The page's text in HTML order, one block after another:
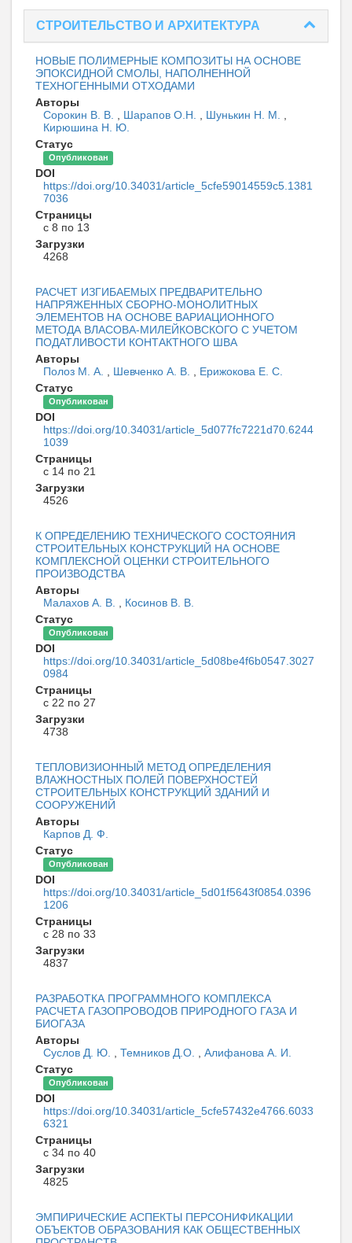
СТРОИТЕЛЬСТВО И АРХИТЕКТУРА
НОВЫЕ ПОЛИМЕРНЫЕ КОМПОЗИТЫ НА ОСНОВЕ
ЭПОКСИДНОЙ СМОЛЫ, НАПОЛНЕННОЙ
ТЕХНОГЕННЫМИ ОТХОДАМИ
Авторы
Сорокин В. В. , Шарапов О.Н. , Шунькин Н. М. ,
Кирюшина Н. Ю.
Статус
Опубликован
DOI
https://doi.org/10.34031/article_5cfe59014559c5.1381
7036
Страницы
с 8 по 13
Загрузки
4268
РАСЧЕТ ИЗГИБАЕМЫХ ПРЕДВАРИТЕЛЬНО
НАПРЯЖЕННЫХ СБОРНО-МОНОЛИТНЫХ
ЭЛЕМЕНТОВ НА ОСНОВЕ ВАРИАЦИОННОГО
МЕТОДА ВЛАСОВА-МИЛЕЙКОВСКОГО С УЧЕТОМ
ПОДАТЛИВОСТИ КОНТАКТНОГО ШВА
Авторы
Полоз М. А. , Шевченко А. В. , Ерижокова Е. С.
Статус
Опубликован
DOI
https://doi.org/10.34031/article_5d077fc7221d70.6244
1039
Страницы
с 14 по 21
Загрузки
4526
К ОПРЕДЕЛЕНИЮ ТЕХНИЧЕСКОГО СОСТОЯНИЯ
СТРОИТЕЛЬНЫХ КОНСТРУКЦИЙ НА ОСНОВЕ
КОМПЛЕКСНОЙ ОЦЕНКИ СТРОИТЕЛЬНОГО
ПРОИЗВОДСТВА
Авторы
Малахов А. В. , Косинов В. В.
Статус
Опубликован
DOI
https://doi.org/10.34031/article_5d08be4f6b0547.3027
0984
Страницы
с 22 по 27
Загрузки
4738
ТЕПЛОВИЗИОННЫЙ МЕТОД ОПРЕДЕЛЕНИЯ
ВЛАЖНОСТНЫХ ПОЛЕЙ ПОВЕРХНОСТЕЙ
СТРОИТЕЛЬНЫХ КОНСТРУКЦИЙ ЗДАНИЙ И
СООРУЖЕНИЙ
Авторы
Карпов Д. Ф.
Статус
Опубликован
DOI
https://doi.org/10.34031/article_5d01f5643f0854.0396
1206
Страницы
с 28 по 33
Загрузки
4837
РАЗРАБОТКА ПРОГРАММНОГО КОМПЛЕКСА
РАСЧЕТА ГАЗОПРОВОДОВ ПРИРОДНОГО ГАЗА И
БИОГАЗА
Авторы
Суслов Д. Ю. , Темников Д.О. , Алифанова А. И.
Статус
Опубликован
DOI
https://doi.org/10.34031/article_5cfe57432e4766.6033
6321
Страницы
с 34 по 40
Загрузки
4825
ЭМПИРИЧЕСКИЕ АСПЕКТЫ ПЕРСОНИФИКАЦИИ
ОБЪЕКТОВ ОБРАЗОВАНИЯ КАК ОБЩЕСТВЕННЫХ